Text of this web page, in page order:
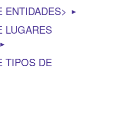
ENTIDADES ►
LUGARES
►
TIPOS DE